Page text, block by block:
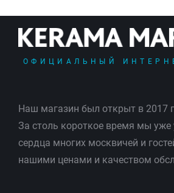
ОФИЦИАЛЬНЫЙ
Наш магазин был открыт в 2017
За столь короткое время мы уже
сердца многих москвичей и
нашими ценами и качеством